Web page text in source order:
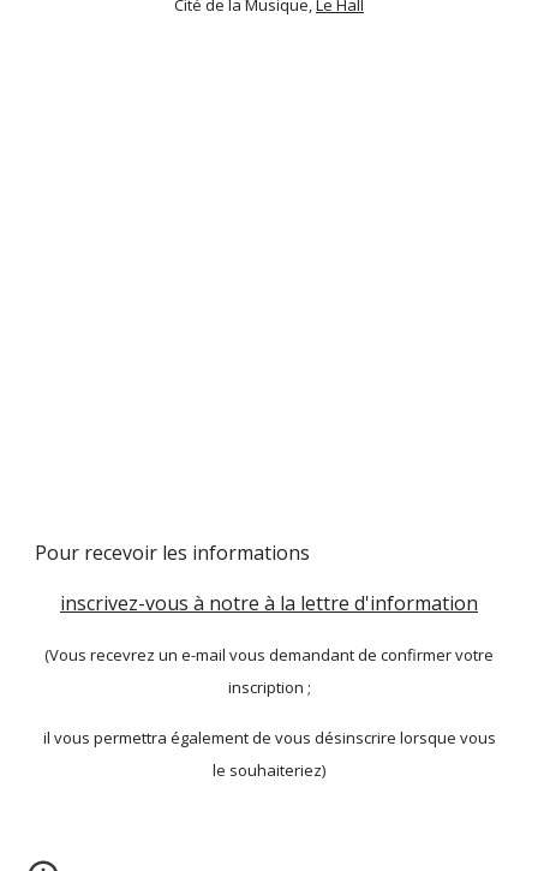
Cité de la Musique,Le Hall
Pour recevoir les informations
inscrivez-vous à notre à la lettre d'information
(Vous recevrez un e-mail vous demandant de confirmer votre
inscription ;
il vous permettra également de vous désinscrire lorsque vous
le souhaiteriez)